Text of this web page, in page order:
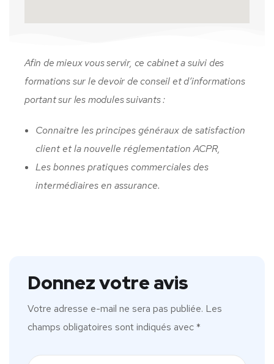
Afin de mieux vous servir, ce cabinet a suivi des
formations sur le devoir de conseil et d’informations
portant sur les modules suivants :
Connaitre les principes généraux de satisfaction
client et la nouvelle réglementation ACPR,
Les bonnes pratiques commerciales des
intermédiaires en assurance.
Donnez votre avis
Votre adresse e-mail ne sera pas publiée. Les
champs obligatoires sont indiqués avec*